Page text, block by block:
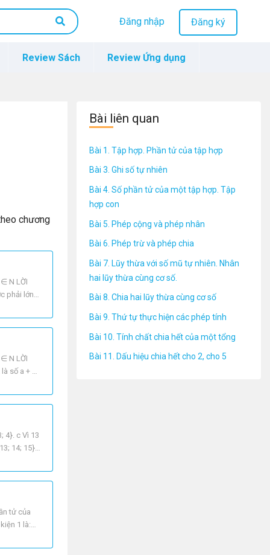
Đăng nhập Đăng ký
Review Sách Review Ứng dụng
chương
N LỜI
phải lớn
N LỜI
số a + 1.
4}. c Vì 13
14; 15}.
tử của
1 là:
Bài liên quan
Bài 1. Tập hợp. Phần tử của tập hợp
Bài 3. Ghi số tự nhiên
Bài 4. Số phần tử của một tập hợp. Tập
hợp con
Bài 5. Phép cộng và phép nhân
Bài 6. Phép trừ và phép chia
Bài 7. Lũy thừa với số mũ tự nhiên. Nhân
hai lũy thừa cùng cơ số.
Bài 8. Chia hai lũy thừa cùng cơ số
Bài 9. Thứ tự thực hiện các phép tính
Bài 10. Tính chất chia hết của một tổng
Bài 11. Dấu hiệu chia hết cho 2, cho 5